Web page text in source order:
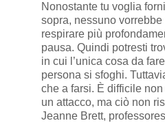
Nonostante tu voglia
sopra, nessuno
respirare più
pausa. Quindi potresti
in cui l’unica cosa da
persona si sfoghi.
che a farsi. È difficile
un attacco, ma ciò non
Jeanne Brett,